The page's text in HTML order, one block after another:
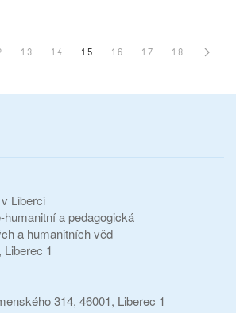
13 14 15 16 17 18
Liberci
humanitní a pedagogická
a humanitních věd
1
314, 46001, Liberec 1